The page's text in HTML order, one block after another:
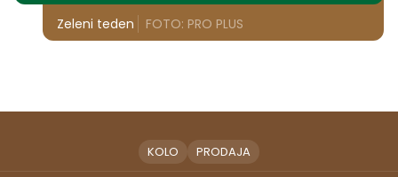
Zeleni teden FOTO: PRO PLUS
KOLO PRODAJA